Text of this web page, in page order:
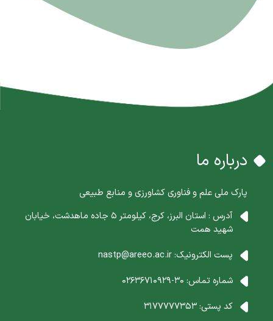
درباره ما
پارک ملی علم و فناوری کشاورزی و منابع طبیعی
آدرس : استان البرز، کرج، کیلومتر 5 جاده ماهدشت، خیابان
شهید همت
پست الکترونیک:nastp@areeo.ac.ir
شماره تماس: 30-02636710929
کد پستی:3177777353